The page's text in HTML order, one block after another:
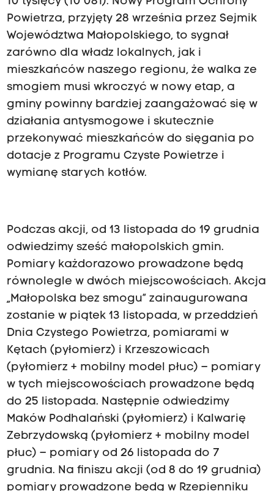
Powietrza, przyjęty 28 września przez Sejmik
Województwa Małopolskiego, to sygnał
zarówno dla władz lokalnych, jak i
mieszkańców naszego regionu, że walka ze
smogiem musi wkroczyć w nowy etap, a
gminy powinny bardziej zaangażować się w
działania antysmogowe i skutecznie
przekonywać mieszkańców do sięgania po
dotacje z Programu Czyste Powietrze i
wymianę starych kotłów.
Podczas akcji, od 13 listopada do 19 grudnia
odwiedzimy sześć małopolskich gmin.
Pomiary każdorazowo prowadzone będą
równolegle w dwóch miejscowościach. Akcja
„Małopolska bez smogu” zainaugurowana
zostanie w piątek 13 listopada, w przeddzień
Dnia Czystego Powietrza, pomiarami w
Kętach (pyłomierz) i Krzeszowicach
(pyłomierz + mobilny model płuc) – pomiary
w tych miejscowościach prowadzone będą
do 25 listopada. Następnie odwiedzimy
Maków Podhalański (pyłomierz) i Kalwarię
Zebrzydowską (pyłomierz + mobilny model
płuc) – pomiary od 26 listopada do 7
grudnia. Na finiszu akcji (od 8 do 19 grudnia)
pomiary prowadzone będą w Rzepienniku